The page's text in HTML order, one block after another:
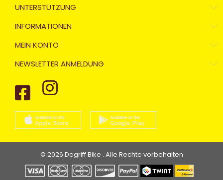
UNTERSTÜTZUNG
INFORMATIONEN
MEIN KONTO
NEWSLETTER ANMELDUNG
© 2026 Degriff Bike . Alle Rechte vorbehalten